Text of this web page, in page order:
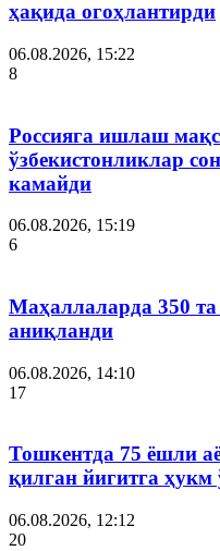
ҳақида огоҳлантирди
06.08.2026, 15:22
8
Россияга ишлаш
ўзбекистонликлар
камайди
06.08.2026, 15:19
6
Маҳаллаларда 350
аниқланди
06.08.2026, 14:10
17
Тошкентда 75 ёшли
қилган йигитга ҳукм
06.08.2026, 12:12
20